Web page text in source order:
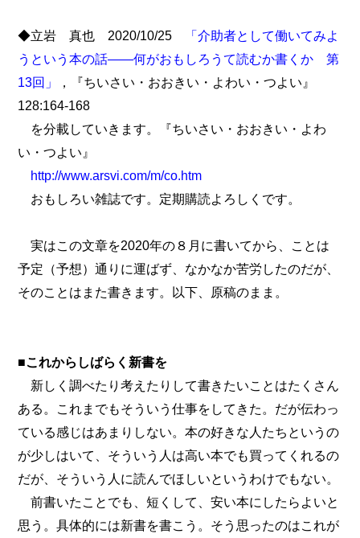
◆立岩 真也 2020/10/25
「介助者として働いてみよ
うという本の話――何がおもしろうて読むか書くか 第
13回」
，『ちいさい・おおきい・よわい・つよい』
128:164-168
を分載していきます。『ちいさい・おおきい・よわ
い・つよい』
http://www.arsvi.com/m/co.htm
おもしろい雑誌です。定期購読よろしくです。
実はこの文章を2020年の８月に書いてから、ことは
予定（予想）通りに運ばず、なかなか苦労したのだが、
そのことはまた書きます。以下、原稿のまま。
■これからしばらく新書を
新しく調べたり考えたりして書きたいことはたくさん
ある。これまでもそういう仕事をしてきた。だが伝わっ
ている感じはあまりしない。本の好きな人たちというの
が少しはいて、そういう人は高い本でも買ってくれるの
だが、そういう人に読んでほしいというわけでもない。
前書いたことでも、短くして、安い本にしたらよいと
思う。具体的には新書を書こう。そう思ったのはこれが